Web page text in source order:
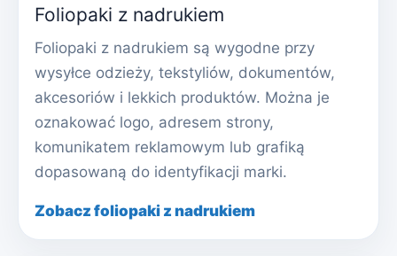
Foliopaki z nadrukiem
Foliopaki z nadrukiem są wygodne przy
wysyłce odzieży, tekstyliów, dokumentów,
akcesoriów i lekkich produktów. Można je
oznakować logo, adresem strony,
komunikatem reklamowym lub grafiką
dopasowaną do identyfikacji marki.
Zobacz foliopaki z nadrukiem